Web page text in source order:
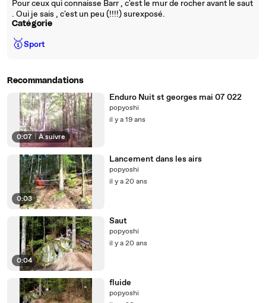
Pour ceux qui connaisse Barr , c'est le mur de rocher avant le saut
. Oui je sais , c'est un peu (!!!!) surexposé.
Catégorie
🥇Sport
Recommandations
0:07 | À suivre
Enduro Nuit st georges mai 07 022
popyoshi
il y a 19 ans
0:03
Lancement dans les airs
popyoshi
il y a 20 ans
0:04
Saut
popyoshi
il y a 20 ans
fluide
popyoshi